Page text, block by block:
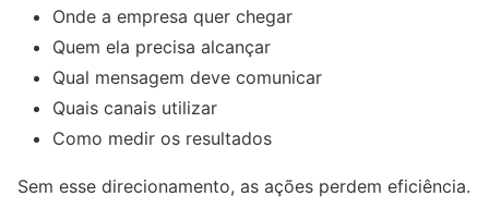
Onde a empresa quer chegar
Quem ela precisa alcançar
Qual mensagem deve comunicar
Quais canais utilizar
Como medir os resultados
Sem esse direcionamento, as ações perdem eficiência.